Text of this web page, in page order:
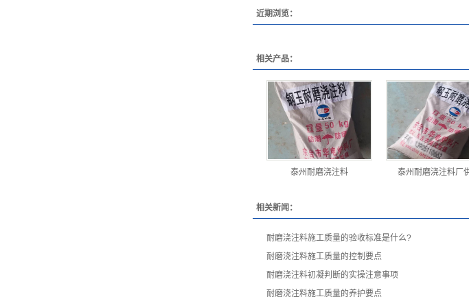
近期浏览：
相关产品：
泰州耐磨浇注料 泰州耐磨浇注料厂
相关新闻：
耐磨浇注料施工质量的验收标准是什么?
耐磨浇注料施工质量的控制要点
耐磨浇注料初凝判断的实操注意事项
耐磨浇注料施工质量的养护要点